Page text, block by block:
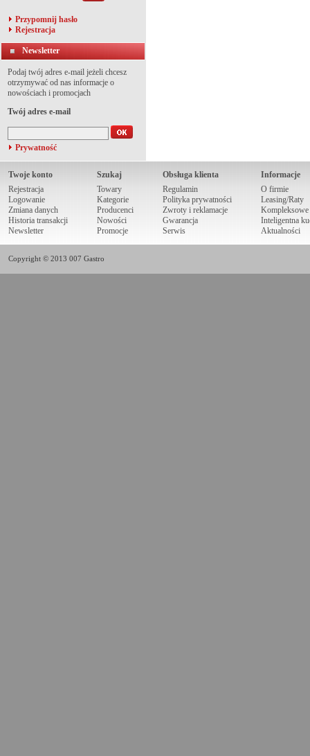
Przypomnij hasło
Rejestracja
Newsletter
Podaj twój adres e-mail jeżeli chcesz
otrzymywać od nas informacje o
nowościach i promocjach
Twój adres e-mail
Prywatność
Twoje konto
Rejestracja
Logowanie
Zmiana danych
Historia transakcji
Newsletter
Szukaj
Towary
Kategorie
Producenci
Nowości
Promocje
Obsługa klienta
Regulamin
Polityka prywatności
Zwroty i reklamacje
Gwarancja
Serwis
Informacje
O firmie
Leasing/Raty
Kompleksowe
Inteligentna
Aktualności
Copyright © 2013 007 Gastro